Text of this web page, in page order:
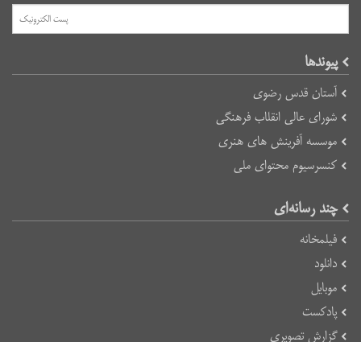
پیوند‌ها
آستان قدس رضوی
شورای عالی انقلاب فرهنگی
موسسه آفرینش های هنری
کنسرسیوم محتوای ملی
چند رسانه‌ای
فیلمخانه
دانلود
موبایل
پادکست
گزارش تصویری